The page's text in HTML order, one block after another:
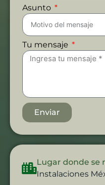
Asunto
Tu mensaje
Enviar
Lugar donde se
Instalaciones